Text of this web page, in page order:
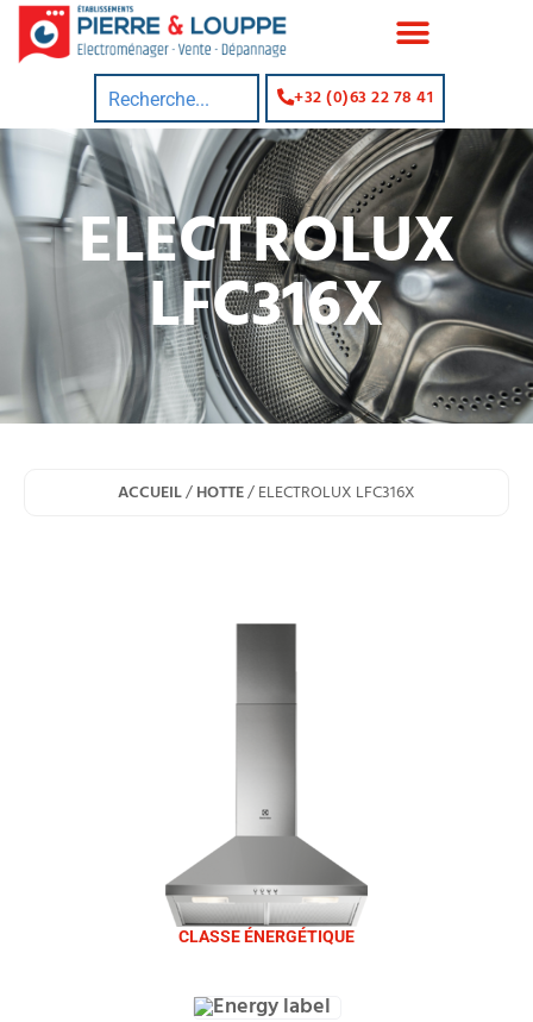
+32 (0)63 22 78 41
ELECTROLUX
LFC316X
ACCUEIL/HOTTE/ ELECTROLUX LFC316X
CLASSE ÉNERGÉTIQUE